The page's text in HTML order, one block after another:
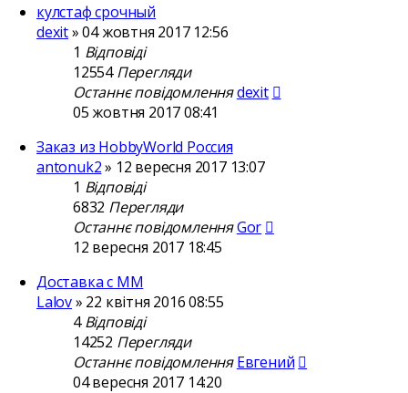
кулстаф срочный
dexit»04 жовтня 2017 12:56
1 Відповіді
12554Перегляди
Останнє повідомленняdexit
05 жовтня 2017 08:41
Заказ из HobbyWorld Россия
antonuk2» 12 вересня 2017 13:07
1 Відповіді
6832 Перегляди
Останнє повідомленняGor
12 вересня 2017 18:45
Доставка с ММ
Lalov» 22 квітня 2016 08:55
4Відповіді
14252 Перегляди
Останнє повідомленняЕвгений
04 вересня 2017 14:20